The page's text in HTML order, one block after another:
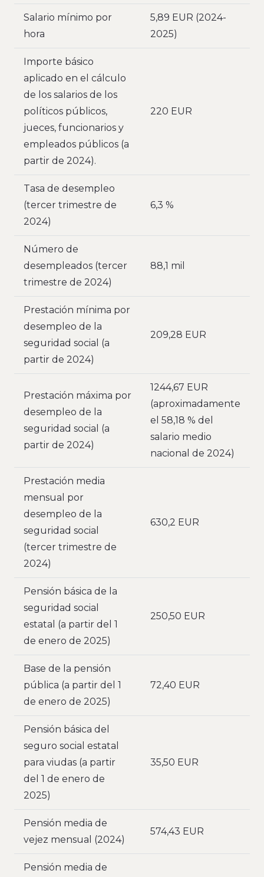
Salario mínimo por
hora
5,89 EUR (2024-
2025)
Importe básico
aplicado en el cálculo
de los salarios de los
políticos públicos,
jueces, funcionarios y
empleados públicos (a
partir de 2024).
220 EUR
Tasa de desempleo
(tercer trimestre de
2024)
6,3 %
Número de
desempleados (tercer
trimestre de 2024)
88,1 mil
Prestación mínima por
desempleo de la
seguridad social (a
partir de 2024)
209,28 EUR
Prestación máxima por
desempleo de la
seguridad social (a
partir de 2024)
1244,67 EUR
(aproximadamente
el 58,18 % del
salario medio
nacional de 2024)
Prestación media
mensual por
desempleo de la
seguridad social
(tercer trimestre de
2024)
630,2 EUR
Pensión básica de la
seguridad social
estatal (a partir del 1
de enero de 2025)
250,50 EUR
Base de la pensión
pública (a partir del 1
de enero de 2025)
72,40 EUR
Pensión básica del
seguro social estatal
para viudas (a partir
del 1 de enero de
2025)
35,50 EUR
Pensión media de
vejez mensual (2024)
574,43 EUR
Pensión media de